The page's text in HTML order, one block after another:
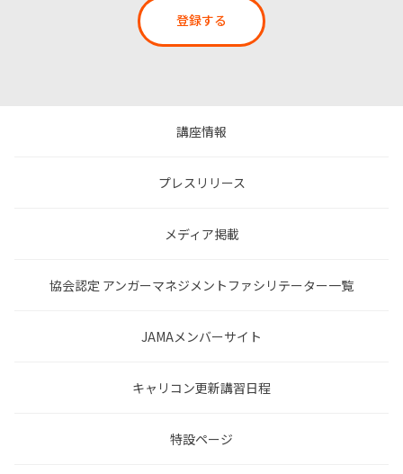
登録する
講座情報
プレスリリース
メディア掲載
協会認定 アンガーマネジメントファシリテーター一覧
JAMAメンバーサイト
キャリコン更新講習日程
特設ページ